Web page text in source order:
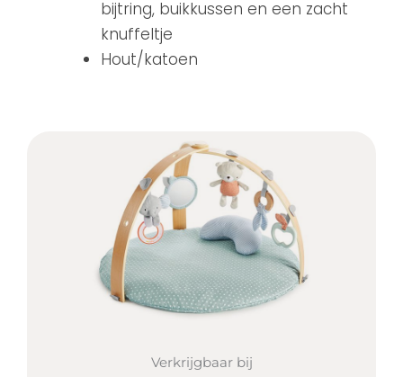
bijtring, buikkussen en een zacht
knuffeltje
Hout/katoen
Verkrijgbaar bij